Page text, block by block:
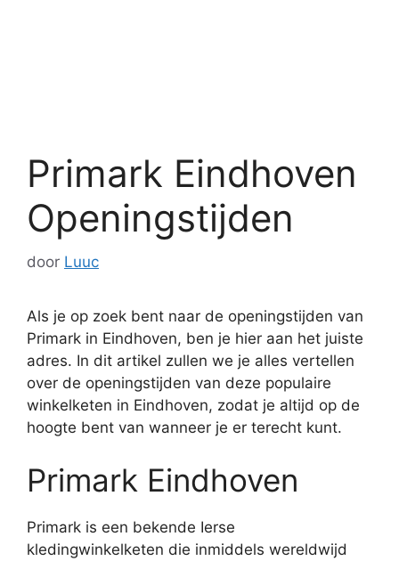
Primark Eindhoven
Openingstijden
door Luuc
Als je op zoek bent naar de openingstijden van
Primark in Eindhoven, ben je hier aan het juiste
adres. In dit artikel zullen we je alles vertellen
over de openingstijden van deze populaire
winkelketen in Eindhoven, zodat je altijd op de
hoogte bent van wanneer je er terecht kunt.
Primark Eindhoven
Primark is een bekende Ierse
kledingwinkelketen die inmiddels wereldwijd